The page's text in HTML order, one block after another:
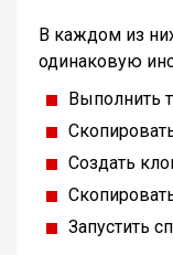
В каждом из
одинаковую
Выполнить
Создать
Запустить